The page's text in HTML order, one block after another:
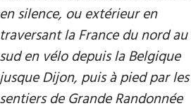
en silence, ou extérieur en
traversant la France du nord au
sud en vélo depuis la Belgique
jusque Dijon, puis à pied par les
sentiers de Grande Randonnée